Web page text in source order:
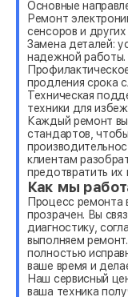
Основные
Ремонт
сенсоров и
Замена деталей:
надежной работы.
продления срока
Техническая
техники для
Каждый ремонт
стандартов,
клиентам
предотвратить
Как мы
Процесс ремонта
прозрачен. Вы
диагностику,
выполняем
полностью
ваше время и
Наш сервисный
ваша техника